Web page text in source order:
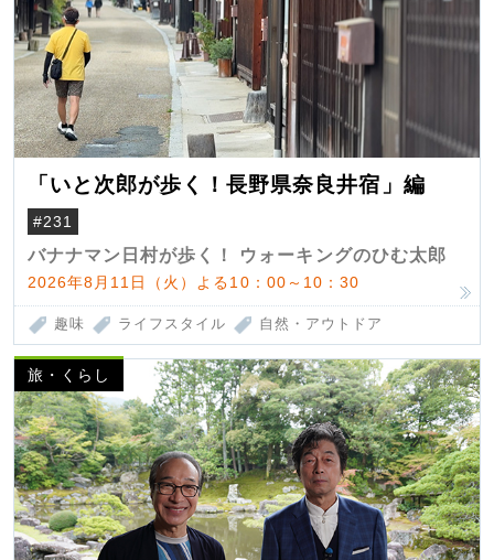
「いと次郎が歩く！長野県奈良井宿」編
#231
バナナマン日村が歩く！ ウォーキングのひむ太郎
2026年8月11日（火）よる10：00～10：30
趣味 ライフスタイル 自然・アウトドア
旅・くらし